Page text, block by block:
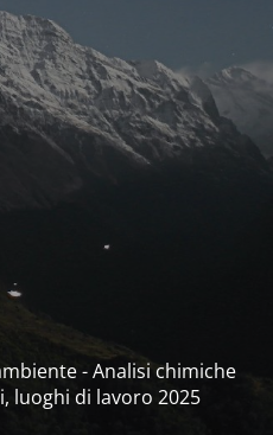
- Analisi chimiche
luoghi di lavoro 2025